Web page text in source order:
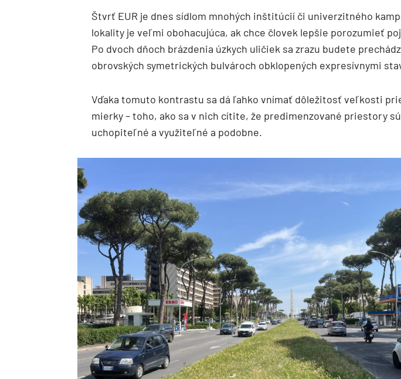
Štvrť EUR je dnes sídlom mnohých inštitúcií či univerzitného
lokality je veľmi obohacujúca, ak chce človek lepšie porozumieť
Po dvoch dňoch brázdenia úzkych uličiek sa zrazu budete
obrovských symetrických bulvároch obklopených expresívnymi
Vďaka tomuto kontrastu sa dá ľahko vnímať dôležitosť veľkosti
mierky – toho, ako sa v nich cítite, že predimenzované priestory
uchopiteľné a využiteľné a podobne.